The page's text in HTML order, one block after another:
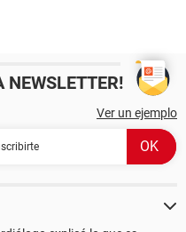
NEWSLETTER!
Ver un ejemplo